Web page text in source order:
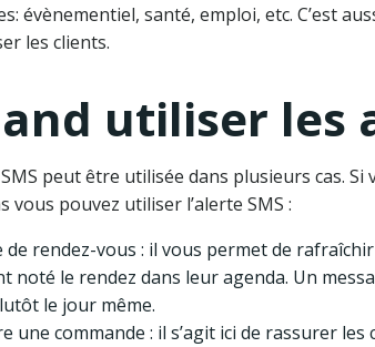
évènementiel, santé, emploi, etc. C’est
les clients.
utiliser les
SMS peut être utilisée dans plusieurs cas.
vous pouvez utiliser l’alerte SMS :
de rendez-vous : il vous permet de
noté le rendez dans leur agenda. Un
le jour même.
une commande : il s’agit ici de rassurer